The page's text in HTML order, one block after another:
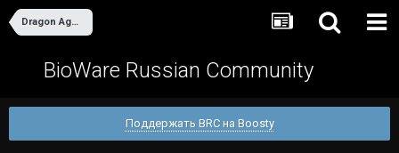
Dragon Age: The Veilguard
BioWare Russian Community
Поддержать BRC на Boosty